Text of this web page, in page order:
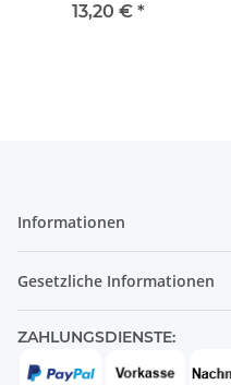
13,20 € *
Informationen
Gesetzliche Informationen
ZAHLUNGSDIENSTE: